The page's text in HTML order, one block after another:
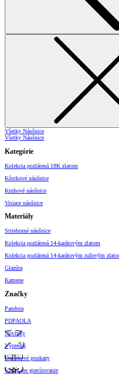
Všetky Náušnice
Všetky Náušnice
Kategórie
Kolekcia pozlátená 18K zlatom
Kôstkové náušnice
Kruhové náušnice
Visiace náušnice
Materiály
Strieborné náušnice
Kolekcia pozlátená 14-karátovým zlatom
Kolekcia pozlátená 14-karátovým ružovým
Glazúra
Kamene
Značky
Pandora
PDPAOLA
Novinky
Výpredaj
Darčekové poukazy
Vzory pre gravírovanie